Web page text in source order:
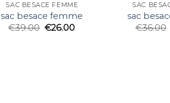
SAC BESACE FEMME
sac besace femme
€39.00 €26.00
SAC
sac
€36.00